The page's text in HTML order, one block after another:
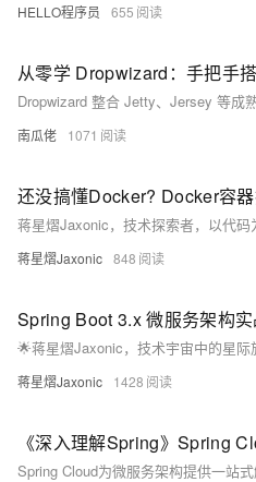
HELLO程序员 655
南瓜佬 1071
蒋星熠Jaxonic 848
Spring Boot 3.x 微服务架构
蒋星熠Jaxonic 1428